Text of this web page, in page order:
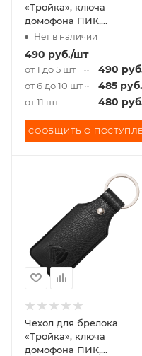
«Тройка», ключа
домофона ПИК,
«Подорожник» темно-
зелёный
Нет в наличии
490 руб./шт
от 1 до 5 шт 490
от 6 до 10 шт 485
от 11 шт 480
СООБЩИТЬ О
Чехол для брелока
«Тройка», ключа
домофона ПИК,